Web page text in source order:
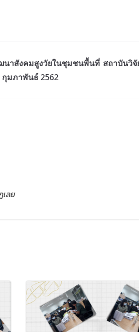
กุมภาพันธ์ 2562